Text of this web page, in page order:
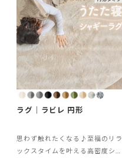
ラグ｜ラビレ 円形
思わず触れたくなる♪至福のリラ
ックスタイムを叶える高密度シャ